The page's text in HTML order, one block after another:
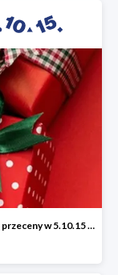
Świąteczne przeceny w 5.10.15 - wszystkie ubrania -60%